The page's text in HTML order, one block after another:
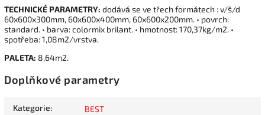
TECHNICKÉ PARAMETRY: dodává se ve třech formátech : v/š/d
60x600x300mm, 60x600x400mm, 60x600x200mm. • povrch:
standard. • barva: colormix brilant. • hmotnost: 170,37kg/m2. •
spotřeba: 1,08m2/vrstva.
PALETA: 8,64m2.
Doplňkové parametry
Kategorie: BEST